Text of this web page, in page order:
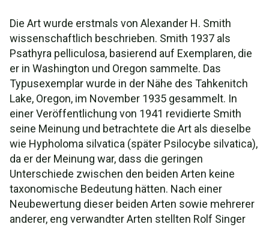
Die Art wurde erstmals von Alexander H. Smith
wissenschaftlich beschrieben. Smith 1937 als
Psathyra pelliculosa, basierend auf Exemplaren, die
er in Washington und Oregon sammelte. Das
Typusexemplar wurde in der Nähe des Tahkenitch
Lake, Oregon, im November 1935 gesammelt. In
einer Veröffentlichung von 1941 revidierte Smith
seine Meinung und betrachtete die Art als dieselbe
wie Hypholoma silvatica (später Psilocybe silvatica),
da er der Meinung war, dass die geringen
Unterschiede zwischen den beiden Arten keine
taxonomische Bedeutung hätten. Nach einer
Neubewertung dieser beiden Arten sowie mehrerer
anderer, eng verwandter Arten stellten Rolf Singer